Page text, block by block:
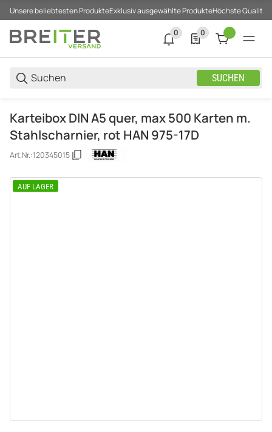
Unsere beliebtesten ProdukteExklusiv ausgewählte ProdukteHöchste Qualität
SUCHEN
0
0 neue Notifizierungen
0
0 Produkte in der
Karteibox DIN A5 quer, max 500 Karten m.
Stahlscharnier, rot HAN 975-17D
Art.Nr.:120345015
AUF LAGER